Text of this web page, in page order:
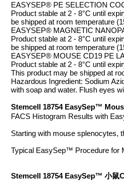
EASYSEP® PE SELECTION
Product stable at 2 - 8°C until
be shipped at room temperature
EASYSEP® MAGNETIC
Product stable at 2 - 8°C until
be shipped at room temperature
EASYSEP® MOUSE CD19 PE
Product stable at 2 - 8°C until
This product may be shipped at
Hazardous Ingredient: Sodium
with soap and water. Flush eyes
Stemcell 18754 EasySep™
FACS Histogram Results with
Starting with mouse splenocytes,
Typical EasySep™ Procedure for
Stemcell 18754 EasySep™ 小鼠